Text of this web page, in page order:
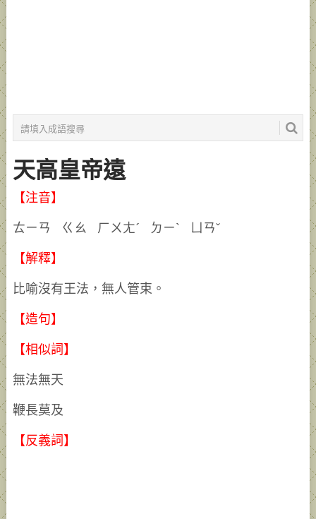
天高皇帝遠
【注音】
ㄊㄧㄢ ㄍㄠ ㄏㄨㄤˊ ㄉㄧˋ ㄩㄢˇ
【解釋】
比喻沒有王法，無人管束。
【造句】
【相似詞】
無法無天
鞭長莫及
【反義詞】